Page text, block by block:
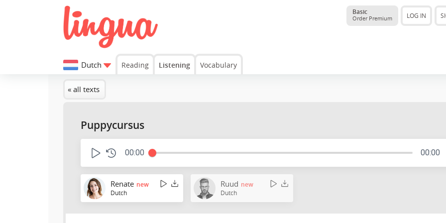
Basic
Order Premium LOG IN
Dutch Reading Listening Vocabulary
« all texts
Puppycursus
00:00 00:00
Renate new
Dutch
Ruud new
Dutch